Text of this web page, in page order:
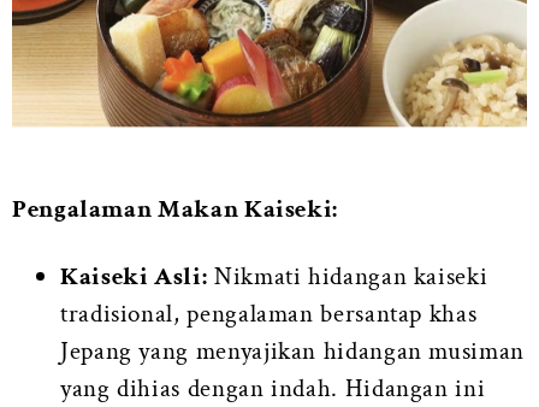
Pengalaman Makan Kaiseki:
Kaiseki Asli: Nikmati hidangan kaiseki
tradisional, pengalaman bersantap khas
Jepang yang menyajikan hidangan musiman
yang dihias dengan indah. Hidangan ini